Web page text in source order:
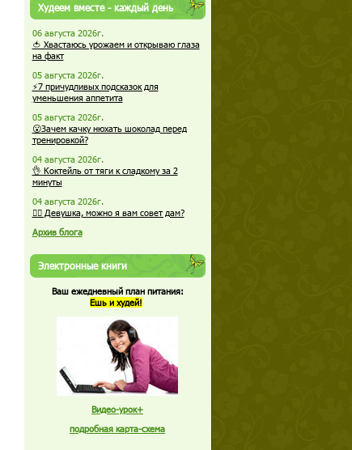
Худеем вместе - каждый день
06 августа 2026г.
🍅 Хвастаюсь урожаем и открываю глаза
на факт
05 августа 2026г.
⚡7 причудливых подсказок для
уменьшения аппетита
05 августа 2026г.
😮Зачем качку нюхать шоколад перед
тренировкой?
04 августа 2026г.
👌 Коктейль от тяги к сладкому за 2
минуты
04 августа 2026г.
🏋️‍♀️ Девушка, можно я вам совет дам?
Архив блога
Электронные книги
Ваш ежедневный план питания:
Ешь и худей!
Видео-урок+
подробная карта-схема